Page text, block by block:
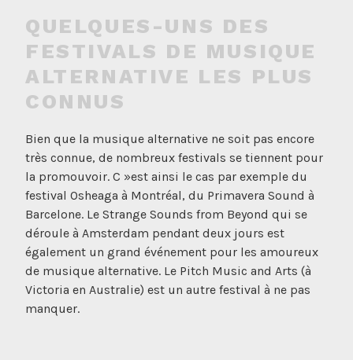
QUELQUES-UNS DES
FESTIVALS DE MUSIQUE
ALTERNATIVE LES PLUS
CONNUS
Bien que la musique alternative ne soit pas encore
très connue, de nombreux festivals se tiennent pour
la promouvoir. C »est ainsi le cas par exemple du
festival Osheaga à Montréal, du Primavera Sound à
Barcelone. Le Strange Sounds from Beyond qui se
déroule à Amsterdam pendant deux jours est
également un grand événement pour les amoureux
de musique alternative. Le Pitch Music and Arts (à
Victoria en Australie) est un autre festival à ne pas
manquer.